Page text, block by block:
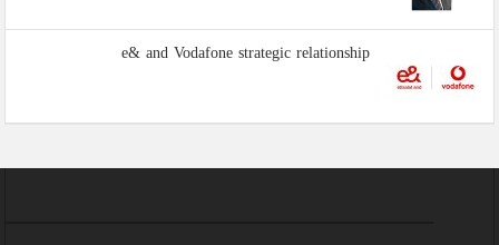
e& and Vodafone strategic relationship